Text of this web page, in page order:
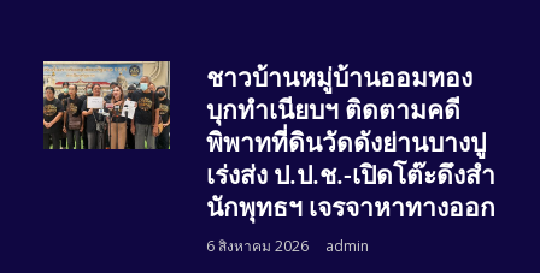
ชาวบ้านหมู่บ้านออมทอง
บุกทำเนียบฯ ติดตามคดี
พิพาทที่ดินวัดดังย่านบางปู
เร่งส่ง ป.ป.ช.-เปิดโต๊ะดึงสำ
นักพุทธฯ เจรจาหาทางออก
6 สิงหาคม 2026 admin